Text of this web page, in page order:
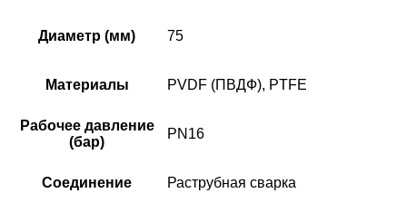
Диаметр (мм) 75
Материалы PVDF (ПВДФ), PTFE
Рабочее давление
(бар)
PN16
Соединение Раструбная сварка